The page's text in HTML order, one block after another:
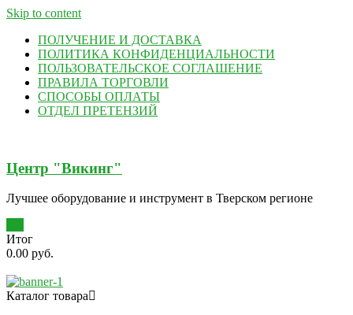
Skip to content
ПОЛУЧЕНИЕ И ДОСТАВКА
ПОЛИТИКА КОНФИДЕНЦИАЛЬНОСТИ
ПОЛЬЗОВАТЕЛЬСКОЕ СОГЛАШЕНИЕ
ПРАВИЛА ТОРГОВЛИ
СПОСОБЫ ОПЛАТЫ
ОТДЕЛ ПРЕТЕНЗИЙ
Центр "Викинг"
Лучшее оборудование и инструмент в Тверском регионе
Итог
0.00 руб.
Каталог товара